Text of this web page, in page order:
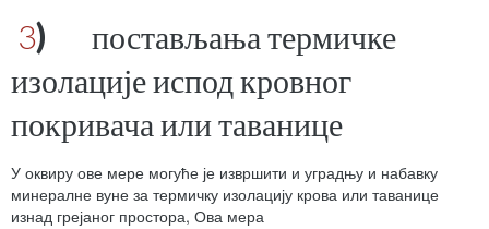
3) постављања термичке
изолације испод кровног
покривача или таванице
У оквиру ове мере могуће је извршити и уградњу и набавку
минералне вуне за термичку изолацију крова или таванице
изнад грејаног простора, Ова мера